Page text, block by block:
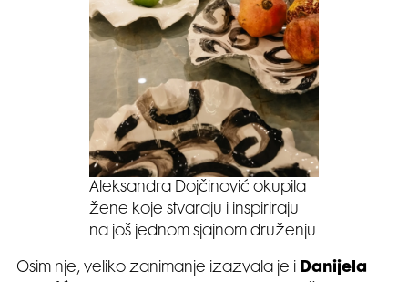
Aleksandra Dojčinović okupila
žene koje stvaraju i inspiriraju
na još jednom sjajnom druženju
Osim nje, veliko zanimanje izazvala je i Danijela